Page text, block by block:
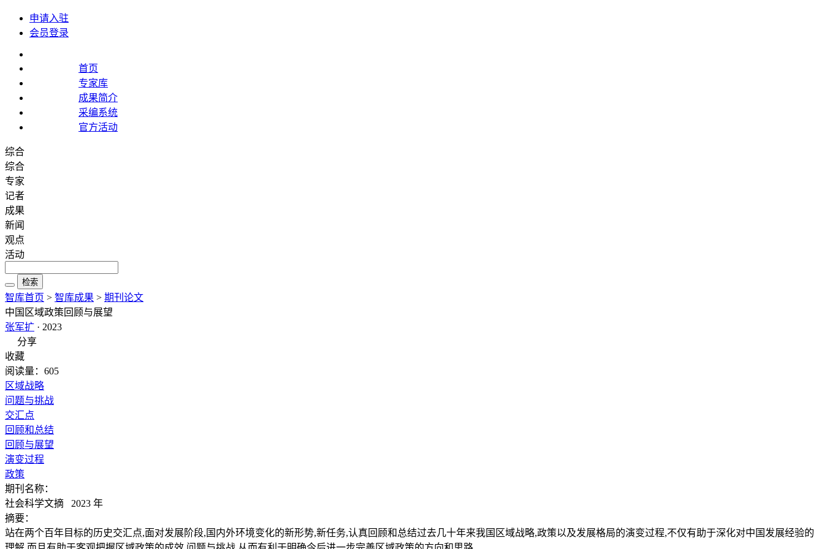
申请入驻
会员登录
首页
专家库
成果简介
采编系统
官方活动
综合
综合
专家
记者
成果
新闻
观点
活动
检索
智库首页 > 智库成果 > 期刊论文
中国区域政策回顾与展望
张军扩 · 2023
分享
收藏
阅读量：605
区域战略
问题与挑战
交汇点
回顾和总结
回顾与展望
演变过程
政策
期刊名称：
社会科学文摘 2023 年
摘要：
站在两个百年目标的历史交汇点,面对发展阶段,国内外环境变化的新形势,新任务,认真回顾和总结过去几十年来我国区域战略,政策以及发展格局的演变过程,不仅有助于深化对中国发展经验的